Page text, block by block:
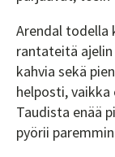
Arendal todella
rantateitä
kahvia sekä
helposti,
Taudista enää
pyörii